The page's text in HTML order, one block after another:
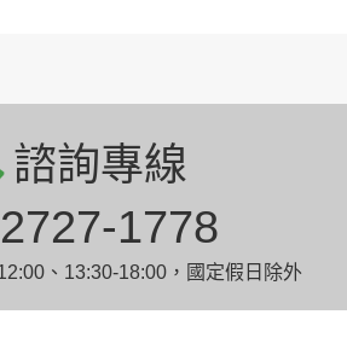
諮詢專線
1778
、13:30-18:00，國定假日除外